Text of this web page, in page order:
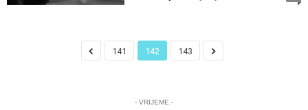
141 142 143
- VRIJEME -